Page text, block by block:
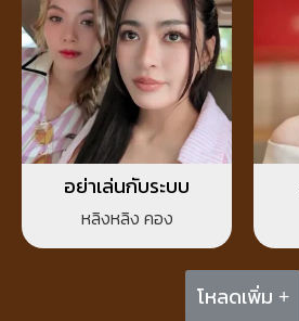
อย่าเล่นกับระบบ
หลิงหลิง คอง
โหลดเพิ่ม +